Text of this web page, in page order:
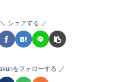
シェアする
をフォローする